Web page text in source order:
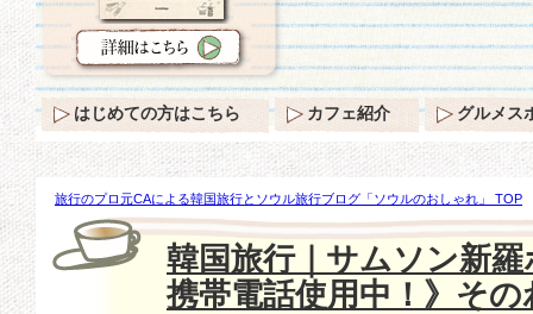
旅行のプロ元CAによる韓国旅行とソウル旅行ブログ「ソウルのおしゃれ」 TOP
携帯電話使用中！》そのわけは…？
韓国旅行｜サムソン新
携帯電話使用中！》そ
はじめての方はこちら カフェ紹介 グルメス